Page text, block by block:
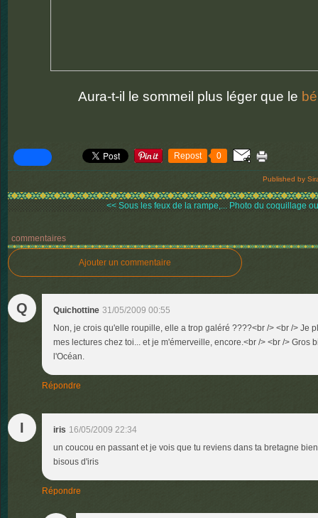
Aura-t-il le sommeil plus léger que le
Repost 0
Published by
<< Sous les feux de la rampe,... Photo du coquillage
commentaires
Ajouter un commentaire
Q Quichottine 31/05/2009 00:55
Non, je crois qu'elle roupille, elle a trop galéré ????<br /> <br /> Je
mes lectures chez toi... et je m'émerveille, encore.<br /> <br /> Gros
l'Océan.
Répondre
I iris 16/05/2009 22:34
un coucou en passant et je vois que tu reviens dans ta bretagne
bisous d'iris
Répondre